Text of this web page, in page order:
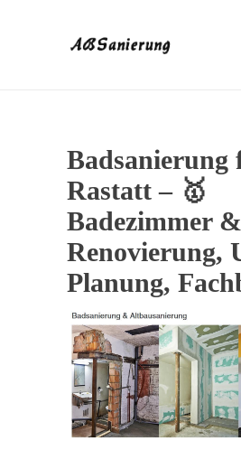
Badsanierung
Rastatt – 🥇
Badezimmer
Renovierung,
Planung,